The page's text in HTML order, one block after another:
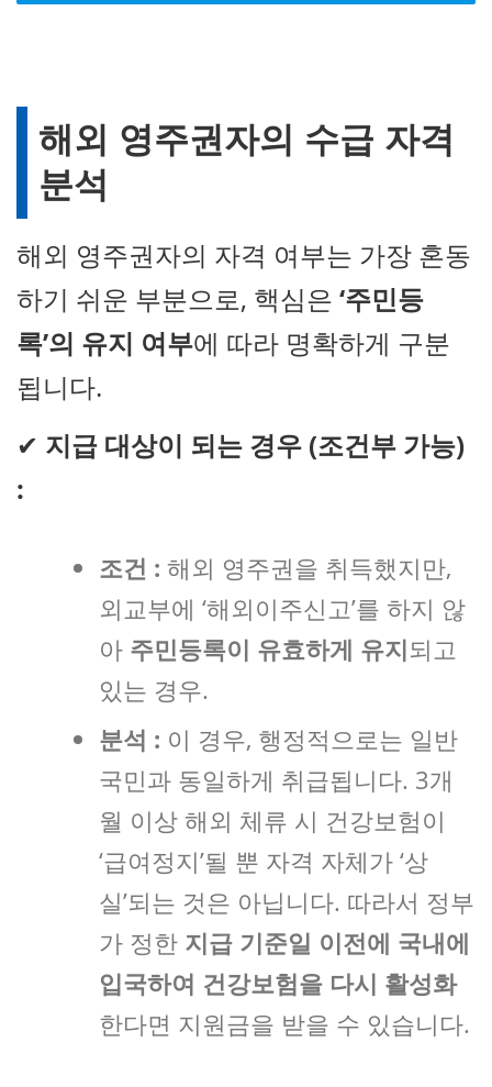
해외 영주권자의 수급 자격
분석
해외 영주권자의 자격 여부는 가장 혼동
하기 쉬운 부분으로, 핵심은 ‘주민등
록’의 유지 여부에 따라 명확하게 구분
됩니다.
✔ 지급 대상이 되는 경우 (조건부 가능)
:
조건 : 해외 영주권을 취득했지만,
외교부에 ‘해외이주신고’를 하지 않
아 주민등록이 유효하게 유지되고
있는 경우.
분석 : 이 경우, 행정적으로는 일반
국민과 동일하게 취급됩니다. 3개
월 이상 해외 체류 시 건강보험이
‘급여정지’될 뿐 자격 자체가 ‘상
실’되는 것은 아닙니다. 따라서 정부
가 정한 지급 기준일 이전에 국내에
입국하여 건강보험을 다시 활성화
한다면 지원금을 받을 수 있습니다.